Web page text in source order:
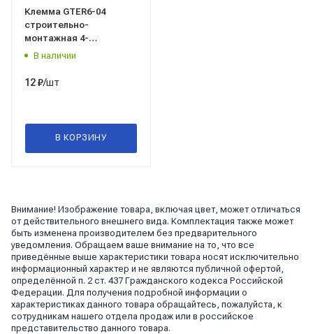
Клемма GTER6-04
строительно-
монтажная 4-
проводная 0,75-2,5 мм2
В наличии
12₽/шт
В КОРЗИНУ
Внимание! Изображение товара, включая цвет, может отличаться
от действительного внешнего вида. Комплектация также может
быть изменена производителем без предварительного
уведомления. Обращаем ваше внимание на то, что все
приведённые выше характеристики товара носят исключительно
информационный характер и не являются публичной офертой,
определённой п. 2 ст. 437 Гражданского кодекса Российской
Федерации. Для получения подробной информации о
характеристиках данного товара обращайтесь, пожалуйста, к
сотрудникам нашего отдела продаж или в российское
представительство данного товара.